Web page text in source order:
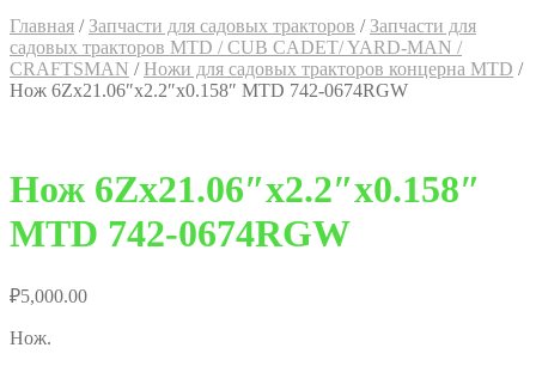
Главная / Запчасти для садовых тракторов / Запчасти для
садовых тракторов MTD / CUB CADET/ YARD-MAN /
CRAFTSMAN / Ножи для садовых тракторов концерна MTD /
Нож 6Zх21.06″x2.2″x0.158″ MTD 742-0674RGW
Нож 6Zх21.06″x2.2″x0.158″
MTD 742-0674RGW
₽5,000.00
Нож.